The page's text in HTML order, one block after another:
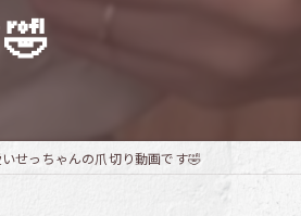
フリーゲージ
せっちゃんの爪切り動画です🤣